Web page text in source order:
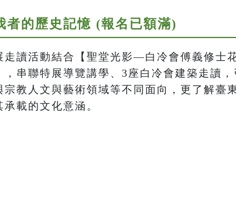
者的歷史記憶 (報名已額滿)
走讀活動結合【聖堂光影—白冷會傅義修士
，串聯特展導覽講學、3座白冷會建築走讀，
宗教人文與藝術領域等不同面向，更了解臺
載的文化意涵。